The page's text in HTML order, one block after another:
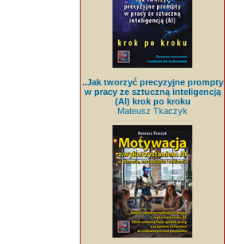
..Jak tworzyć precyzyjne prompty
w pracy ze sztuczną inteligencją
(AI) krok po kroku
Mateusz Tkaczyk